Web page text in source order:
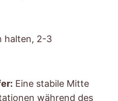
halten, 2-3
Eine stabile Mitte
während des